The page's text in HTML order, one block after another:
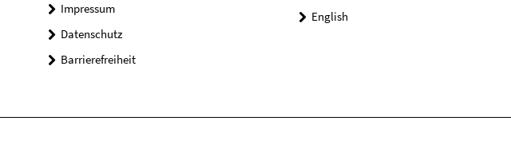
Impressum
Datenschutz
Barrierefreiheit
English